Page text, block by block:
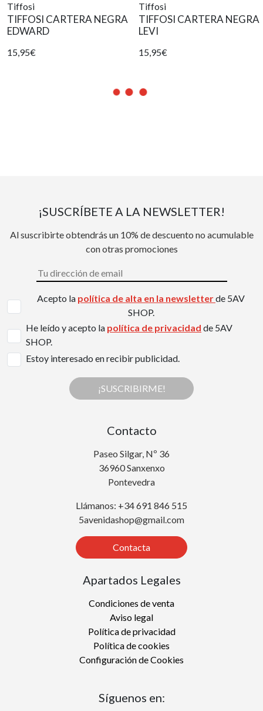
Tiffosi
TIFFOSI CARTERA NEGRA
EDWARD
15,95€
Tiffosi
TIFFOSI CARTERA NEGRA
LEVI
15,95€
¡SUSCRÍBETE A LA NEWSLETTER!
Al suscribirte obtendrás un 10% de descuento no acumulable
con otras promociones
Acepto la política de alta en la newsletterde 5AV
SHOP.
He leído y acepto la política de privacidad de 5AV
SHOP.
Estoy interesado en recibir publicidad.
¡SUSCRIBIRME!
Contacto
Paseo Silgar, Nº 36
36960 Sanxenxo
Pontevedra
Llámanos: +34 691 846 515
5avenidashop@gmail.com
Contacta
Apartados Legales
Condiciones de venta
Aviso legal
Política de privacidad
Política de cookies
Configuración de Cookies
Síguenos en: